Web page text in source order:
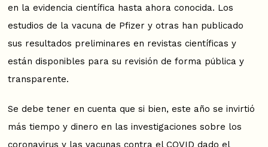
en la evidencia científica hasta ahora conocida. Los
estudios de la vacuna de Pfizer y otras han publicado
sus resultados preliminares en revistas científicas y
están disponibles para su revisión de forma pública y
transparente.
Se debe tener en cuenta que si bien, este año se invirtió
más tiempo y dinero en las investigaciones sobre los
coronavirus y las vacunas contra el COVID dado el